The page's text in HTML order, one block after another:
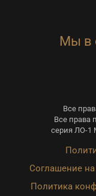
Мы в
Все
Все права
серия ЛО-1
Соглашение
Политика